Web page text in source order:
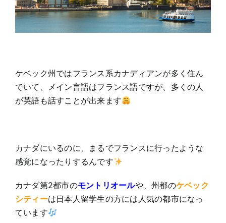
ケベック州ではフランス系カナディアンが多く住ん
でいて、メイン言語はフランス語ですが、多くの人
が英語も話すことが出来ます
カナダにいるのに、まるでフランスに行ったような
感覚になったりするんです
カナダ第2都市のモントリオールや、州都のケベック
シティーは日本人留学生の方には人気の都市になっ
ています